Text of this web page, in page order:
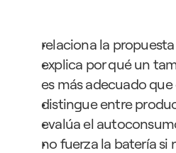
relaciona la
explica por qué un
es más adecuado
distingue entre
evalúa el
no fuerza la batería si